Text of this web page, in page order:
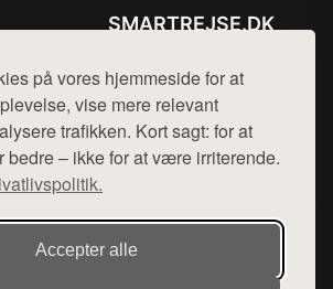
på vores hjemmeside for at
vise mere relevant
trafikken. Kort sagt: for at
bedre – ikke for at være irriterende.
Accepter alle
SMARTREJSE.DK
Mail: hej@want.dk
Cookie- og privatlivspolitik
af want.dk, der udgiver en række
af forskellige produkter fra